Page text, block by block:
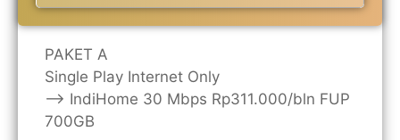
PAKET A
Single Play Internet Only
——> IndiHome 30 Mbps Rp311.000/bln FUP
700GB